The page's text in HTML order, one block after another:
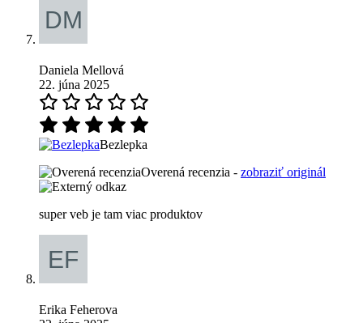
Daniela Mellová
22. júna 2025
Bezlepka
Overená recenzia - zobraziť originál
super veb je tam viac produktov
Erika Feherova